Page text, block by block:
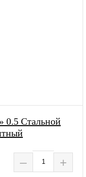
0.5 Стальной
– +